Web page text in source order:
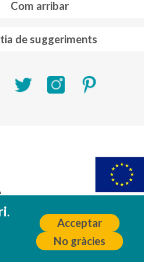
Com arribar
de suggeriments
Acceptar
No gràcies